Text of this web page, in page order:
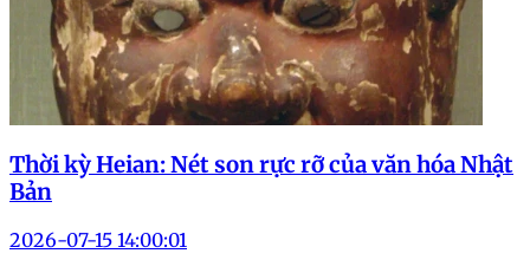
Thời kỳ Heian: Nét son rực rỡ của văn hóa Nhật
Bản
2026-07-15 14:00:01